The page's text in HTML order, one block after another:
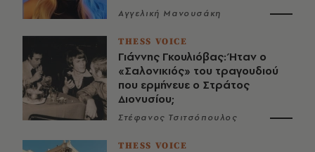
Αγγελική Μανουσάκη
THESS VOICE
Γιάννης Γκουλιόβας: Ήταν ο
«Σαλονικιός» του τραγουδιού
που ερμήνευε ο Στράτος
Διονυσίου;
Στέφανος Τσιτσόπουλος
THESS VOICE